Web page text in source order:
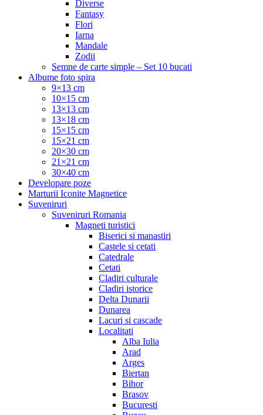
Diverse
Fantasy
Flori
Iarna
Mandale
Zodii
Semne de carte simple – Set 10 bucati
Albume foto spira
9×13 cm
10×15 cm
13×13 cm
13×18 cm
15×15 cm
15×21 cm
20×30 cm
21×21 cm
30×40 cm
Developare poze
Marturii Iconite Magnetice
Suveniruri
Suveniruri Romania
Magneti turistici
Biserici si manastiri
Castele si cetati
Catedrale
Cetati
Cladiri culturale
Cladiri istorice
Delta Dunarii
Dunarea
Lacuri si cascade
Localitati
Alba Iulia
Arad
Arges
Biertan
Bihor
Brasov
Bucuresti